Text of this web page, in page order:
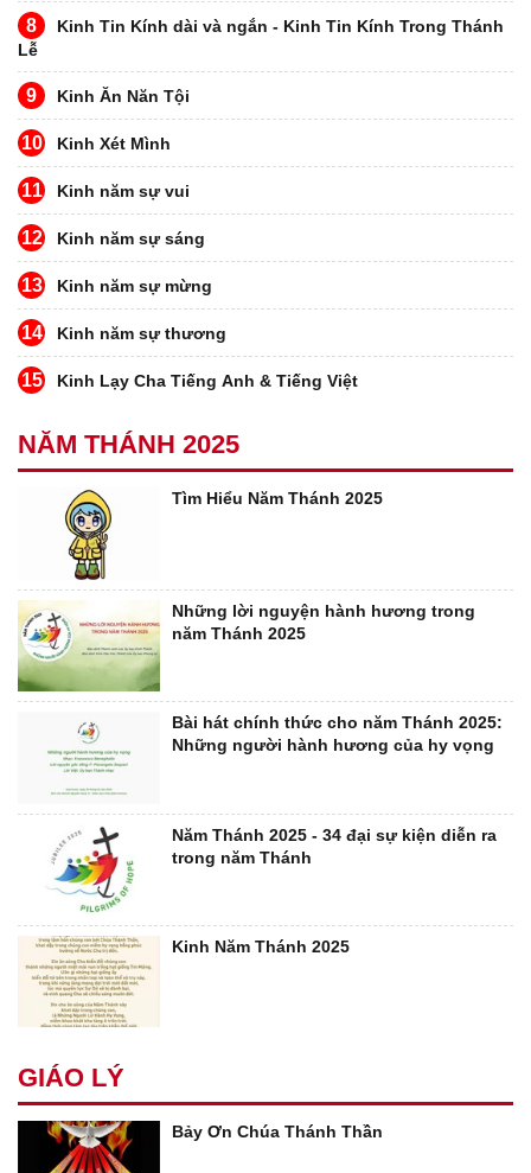
8
Kinh Tin Kính dài và ngắn - Kinh Tin Kính Trong Thánh
Lễ
9 Kinh Ăn Năn Tội
10 Kinh Xét Mình
11 Kinh năm sự vui
12 Kinh năm sự sáng
13 Kinh năm sự mừng
14 Kinh năm sự thương
15 Kinh Lạy Cha Tiếng Anh & Tiếng Việt
NĂM THÁNH 2025
Tìm Hiểu Năm Thánh 2025
Những lời nguyện hành hương trong
năm Thánh 2025
Bài hát chính thức cho năm Thánh 2025:
Những người hành hương của hy vọng
Năm Thánh 2025 - 34 đại sự kiện diễn ra
trong năm Thánh
Kinh Năm Thánh 2025
GIÁO LÝ
Bảy Ơn Chúa Thánh Thần